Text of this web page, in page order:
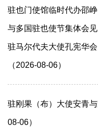
驻也门使馆临时代办邵
与多国驻也使节集体会见
驻马尔代夫大使孔宪华
（2026-08-06）
驻刚果（布）大使安青
08-06）